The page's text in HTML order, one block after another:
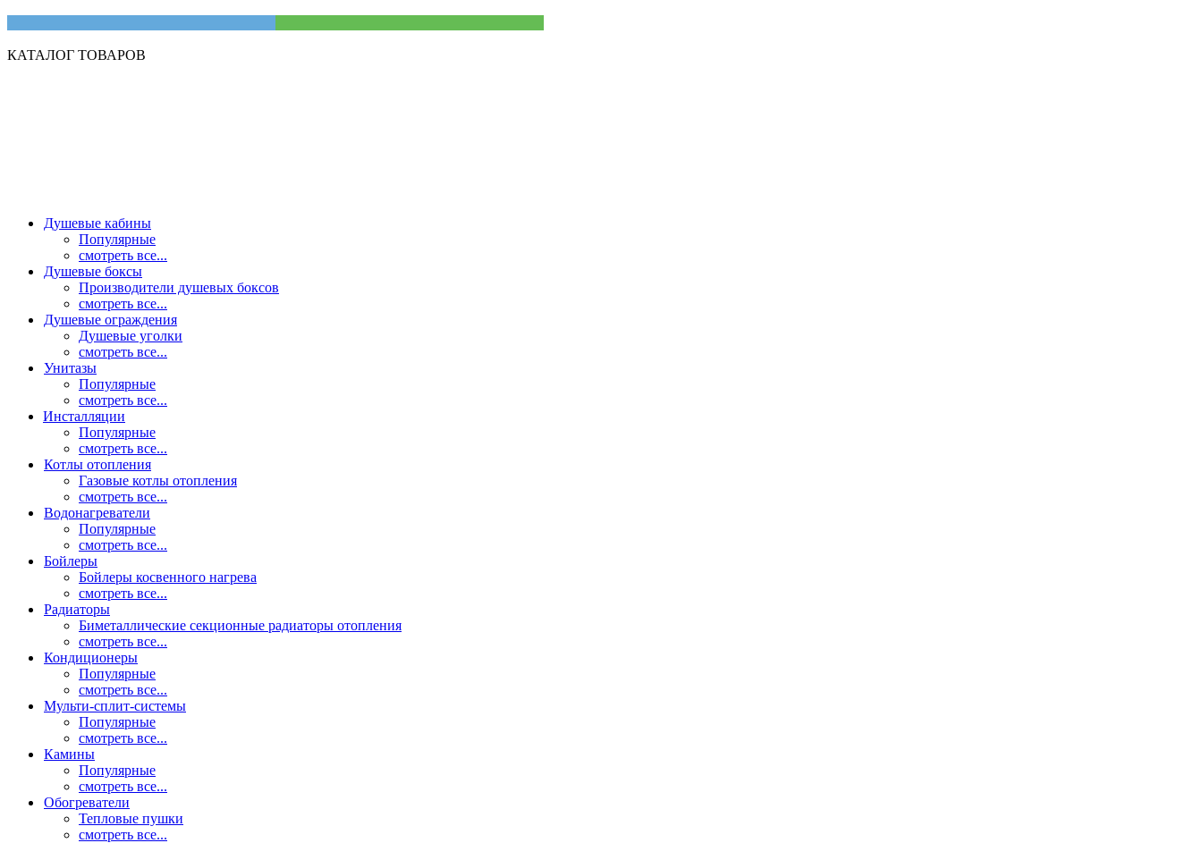
КАТАЛОГ ТОВАРОВ
Душевые кабины
Популярные
смотреть все...
Душевые боксы
Производители душевых боксов
смотреть все...
Душевые ограждения
Душевые уголки
смотреть все...
Унитазы
Популярные
смотреть все...
Инсталляции
Популярные
смотреть все...
Котлы отопления
Газовые котлы отопления
смотреть все...
Водонагреватели
Популярные
смотреть все...
Бойлеры
Бойлеры косвенного нагрева
смотреть все...
Радиаторы
Биметаллические секционные радиаторы отопления
смотреть все...
Кондиционеры
Популярные
смотреть все...
Мульти-сплит-системы
Популярные
смотреть все...
Камины
Популярные
смотреть все...
Обогреватели
Тепловые пушки
смотреть все...